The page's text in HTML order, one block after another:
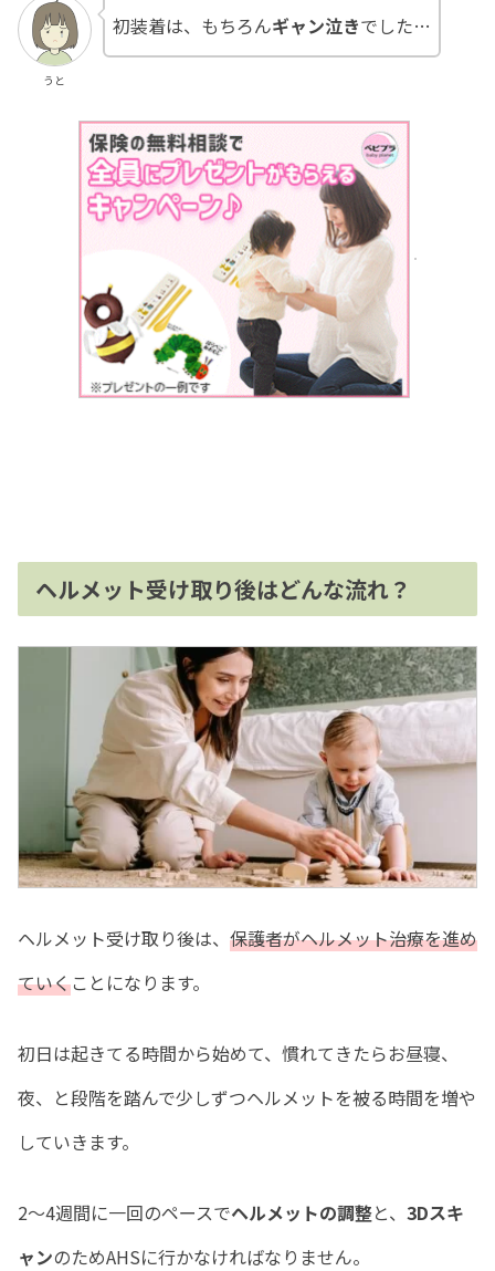
うと
初装着は、もちろんギャン泣きでした…
ヘルメット受け取り後はどんな流れ？
ヘルメット受け取り後は、 保護者がヘルメット治療を進め
ていくことになります。
初日は起きてる時間から始めて、慣れてきたらお昼寝、
夜、と段階を踏んで少しずつヘルメットを被る時間を増や
していきます。
2～4週間に一回のペースでヘルメットの調整と、 3Dスキ
ャンのためAHSに行かなければなりません。